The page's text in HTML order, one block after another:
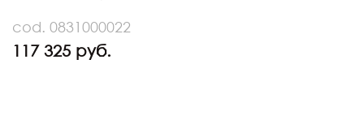
cod. 0831000022
117 325 руб.